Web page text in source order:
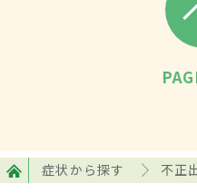
ば、より詳しく調べ
う。子宮の中まで器
症状から探す 不正